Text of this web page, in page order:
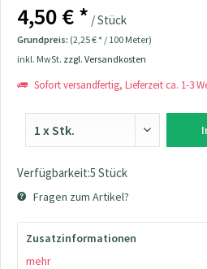
4,50 € * / Stück
Grundpreis: (2,25 € * / 100 Meter)
inkl. MwSt. zzgl. Versandkosten
Sofort versandfertig, Lieferzeit ca. 1-3
Verfügbarkeit:5 Stück
Fragen zum Artikel?
Zusatzinformationen
mehr